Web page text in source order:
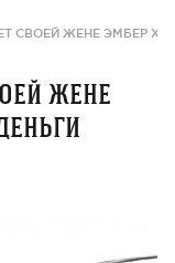
СВОЕЙ ЖЕНЕ ЭМБЕР
жене